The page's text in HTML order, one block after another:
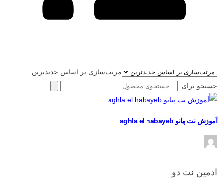
مرتب‌سازی بر اساس جدیدترین
جستجو برای:
آموزش نت پیانو aghla el habayeb
ادمین نت دو